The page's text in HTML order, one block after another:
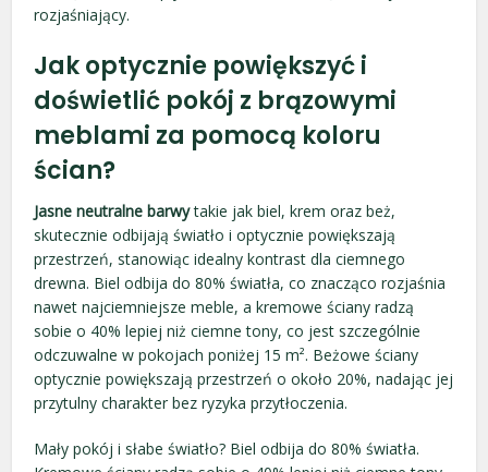
rozjaśniający.
Jak optycznie powiększyć i
doświetlić pokój z brązowymi
meblami za pomocą koloru
ścian?
Jasne neutralne barwytakie jak biel, krem oraz beż,
skutecznie odbijają światło i optycznie powiększają
przestrzeń, stanowiąc idealny kontrast dla ciemnego
drewna. Biel odbija do 80% światła, co znacząco rozjaśnia
nawet najciemniejsze meble, a kremowe ściany radzą
sobie o 40% lepiej niż ciemne tony, co jest szczególnie
odczuwalne w pokojach poniżej 15 m². Beżowe ściany
optycznie powiększają przestrzeń o około 20%, nadając jej
przytulny charakter bez ryzyka przytłoczenia.
Mały pokój i słabe światło? Biel odbija do 80% światła.